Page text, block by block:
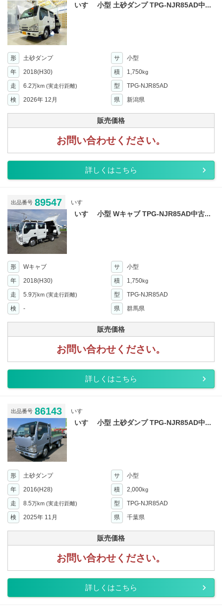
いすゞ 小型 土砂ダンプ TPG-NJR85AD中...
形 土砂ダンプ サ
小型
年
2018(H30) 積 1,750kg
走 6.2万km (実走行距離) 型
TPG-NJR85AD
検
2026年 12月 県 新潟県
販売価格
お問い合わせください。
詳しくはこちら
出品番号 89547 いすゞ
いすゞ 小型 Wキャブ TPG-NJR85AD中古...
形 Wキャブ サ
小型
年
2018(H30) 積 1,750kg
走 5.9万km (実走行距離) 型
TPG-NJR85AD
検
- 県 群馬県
販売価格
お問い合わせください。
詳しくはこちら
出品番号 86143 いすゞ
いすゞ 小型 土砂ダンプ TPG-NJR85AD中...
形 土砂ダンプ サ
小型
年
2016(H28) 積 2,000kg
走 8.5万km (実走行距離) 型
TPG-NJR85AD
検
2025年 11月 県 千葉県
販売価格
お問い合わせください。
詳しくはこちら